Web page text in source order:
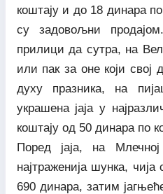
коштају и до 18 динара
су задовољни
прилици да сутра, на
или пак за оне који
духу празника, на
украшена јаја у
коштају од 50 динара по
Поред јаја, на
најтраженија шунка,
690 динара, затим